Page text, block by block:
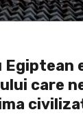
Egiptean
care